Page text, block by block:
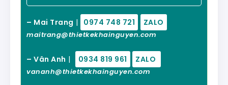
– Mai Trang | 0974 748 721 ZALO
maitrang@thietkekhainguyen.com
– Vân Anh | 0934 819 961 ZALO
vananh@thietkekhainguyen.com